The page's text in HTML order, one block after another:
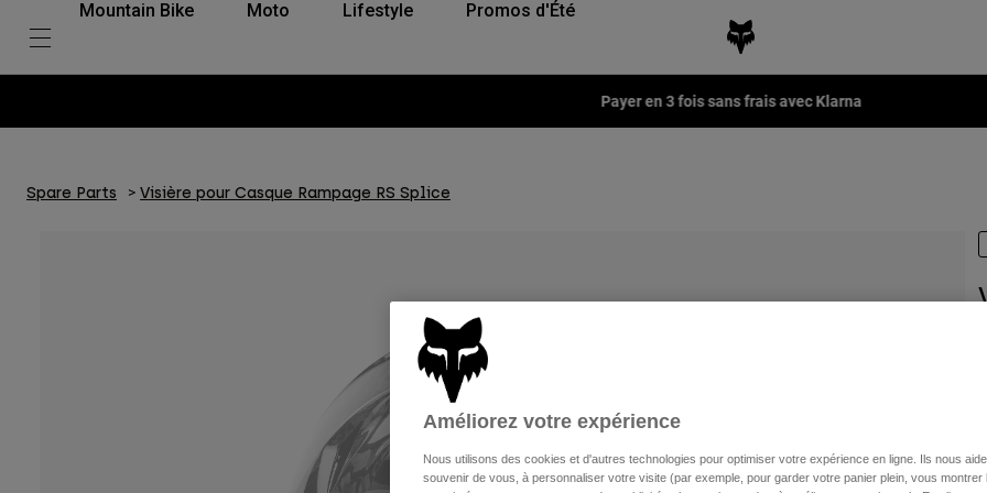
Mountain Bike Moto Lifestyle Promos d'Été
Fox LAB Capsule Collection -Voir la collection
Spare Parts Visière pour Casque Rampage RS Splice
Améliorez votre expérience
Nous utilisons des cookies et d'autres technologies pour optimiser votre expérience en ligne. Ils nous
souvenir de vous, à personnaliser votre visite (par exemple, pour garder votre panier plein, vous montrer